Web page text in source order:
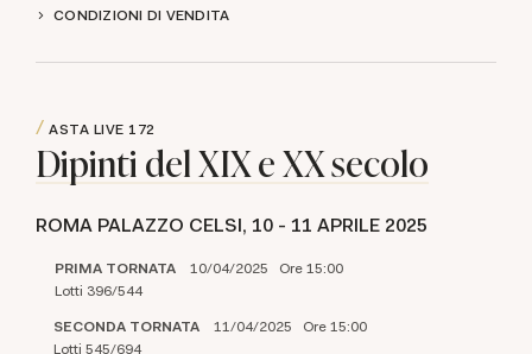
CONDIZIONI DI VENDITA
ASTA LIVE 172
Dipinti del XIX e XX secolo
ROMA PALAZZO CELSI, 10 - 11 APRILE 2025
PRIMA TORNATA 10/04/2025 Ore 15:00
Lotti 396/544
SECONDA TORNATA 11/04/2025 Ore 15:00
Lotti 545/694